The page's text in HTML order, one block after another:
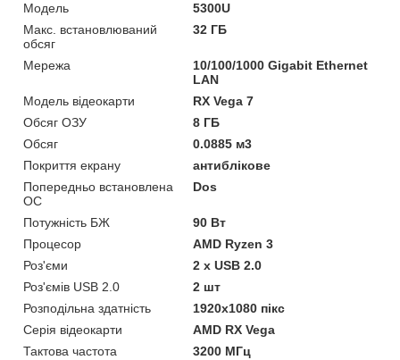
Мoдель
5300U
Макс. встановлюваний
обсяг
32 ГБ
Мережа
10/100/1000 Gigabit Ethernet
LAN
Модель відеокарти
RX Vega 7
Обсяг ОЗУ
8 ГБ
Обсяг
0.0885 м3
Покриття екрану
антиблікове
Попередньо встановлена
ОС
Dos
Потужність БЖ
90 Вт
Процесор
AMD Ryzen 3
Роз'єми
2 х USB 2.0
Роз'ємів USB 2.0
2 шт
Розподільна здатність
1920x1080 пікс
Серія відеокарти
AMD RX Vega
Тактова частота
3200 МГц